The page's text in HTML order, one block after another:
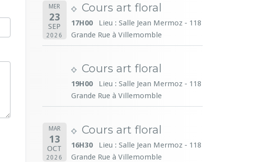
MER
23
SEP
2026
Cours art floral
17H00
Lieu : Salle Jean Mermoz - 118
Grande Rue à Villemomble
Cours art floral
19H00
Lieu : Salle Jean Mermoz - 118
Grande Rue à Villemomble
MAR
13
OCT
2026
Cours art floral
16H30
Lieu : Salle Jean Mermoz - 118
Grande Rue à Villemomble